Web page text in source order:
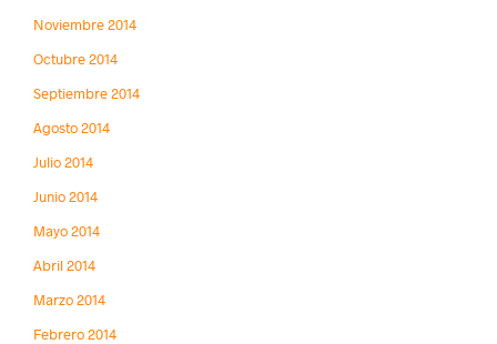
Noviembre 2014
Octubre 2014
Septiembre 2014
Agosto 2014
Julio 2014
Junio 2014
Mayo 2014
Abril 2014
Marzo 2014
Febrero 2014